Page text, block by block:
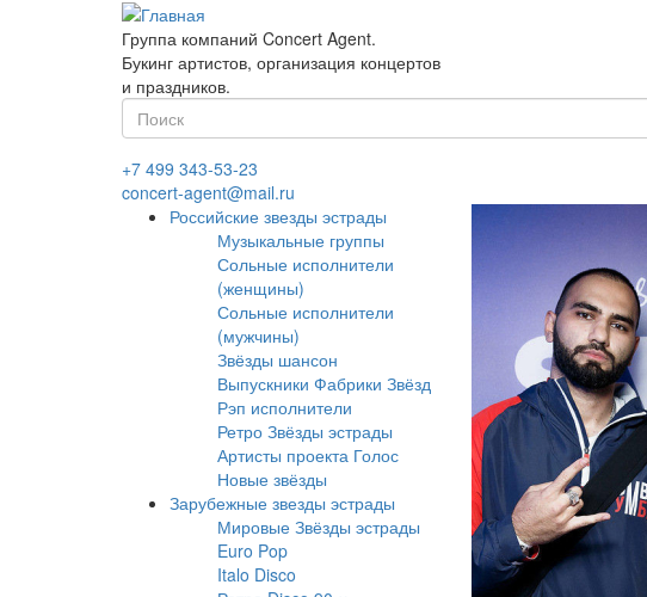
Группа компаний Concert Agent.
Букинг артистов, организация концертов
и праздников.
Форма
поиска
+7 499 343-53-23
concert-agent@mail.ru
Российские звезды эстрады
Музыкальные группы
Сольные исполнители
(женщины)
Сольные исполнители
(мужчины)
Звёзды шансон
Выпускники Фабрики Звёзд
Рэп исполнители
Ретро Звёзды эстрады
Артисты проекта Голос
Новые звёзды
Зарубежные звезды эстрады
Мировые Звёзды эстрады
Euro Pop
Italo Disco